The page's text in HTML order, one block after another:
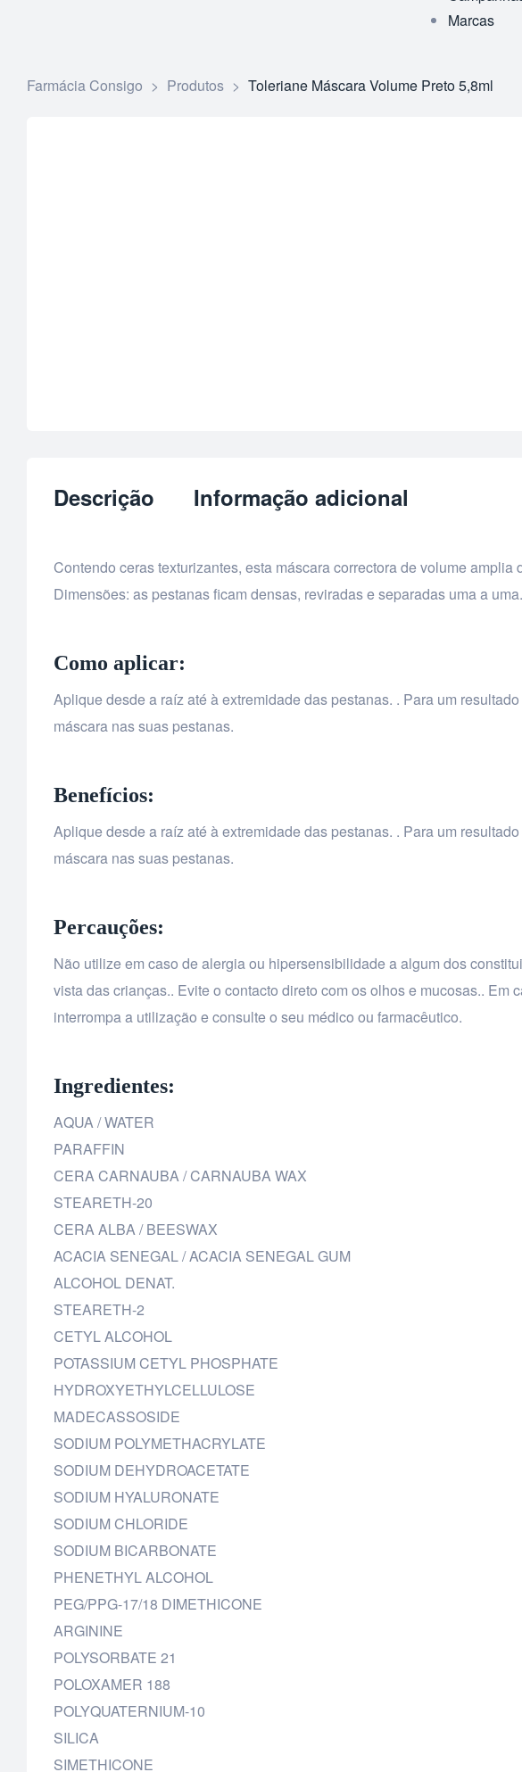
Marcas
Farmácia Consigo > Produtos > Toleriane Máscara Volume Preto 5,8ml
Descrição Informação adicional
Contendo ceras texturizantes, esta máscara correctora de volume
Dimensões: as pestanas ficam densas, reviradas e separadas uma a
Como aplicar:
Aplique desde a raíz até à extremidade das pestanas. . Para um
máscara nas suas pestanas.
Benefícios:
Aplique desde a raíz até à extremidade das pestanas. . Para um
máscara nas suas pestanas.
Percauções:
Não utilize em caso de alergia ou hipersensibilidade a algum dos
vista das crianças.. Evite o contacto direto com os olhos e mucosas..
interrompa a utilização e consulte o seu médico ou farmacêutico.
Ingredientes:
AQUA / WATER
PARAFFIN
CERA CARNAUBA / CARNAUBA WAX
STEARETH-20
CERA ALBA / BEESWAX
ACACIA SENEGAL / ACACIA SENEGAL GUM
ALCOHOL DENAT.
STEARETH-2
CETYL ALCOHOL
POTASSIUM CETYL PHOSPHATE
HYDROXYETHYLCELLULOSE
MADECASSOSIDE
SODIUM POLYMETHACRYLATE
SODIUM DEHYDROACETATE
SODIUM HYALURONATE
SODIUM CHLORIDE
SODIUM BICARBONATE
PHENETHYL ALCOHOL
PEG/PPG-17/18 DIMETHICONE
ARGININE
POLYSORBATE 21
POLOXAMER 188
POLYQUATERNIUM-10
SILICA
SIMETHICONE